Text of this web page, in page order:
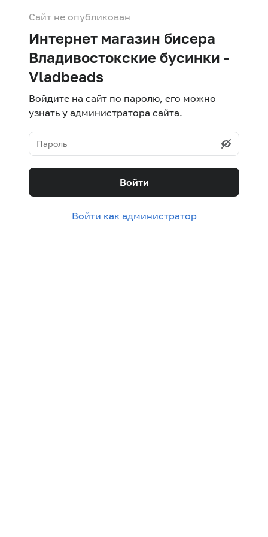
Сайт не опубликован
Интернет магазин бисера
Владивостокские бусинки -
Vladbeads
Войдите на сайт по паролю, его можно
узнать у администратора сайта.
Войти
Войти как администратор